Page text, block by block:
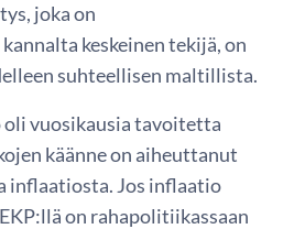
joka on
keskeinen tekijä, on
suhteellisen maltillista.
vuosikausia tavoitetta
käänne on aiheuttanut
inflaatiosta. Jos inflaatio
on rahapolitiikassaan